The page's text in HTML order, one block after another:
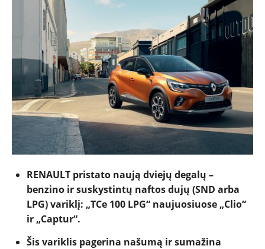
NAUJIENOS
TESTAI
NAUJI
RENAULT pristato naują dviejų degalų –
benzino ir suskystintų naftos dujų (SND arba
LPG) variklį: „TCe 100 LPG“ naujuosiuose „Clio“
ir „Captur“.
Šis variklis pagerina našumą ir sumažina